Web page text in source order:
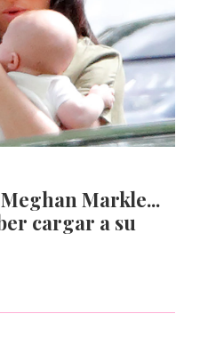
Markle...
cargar a su